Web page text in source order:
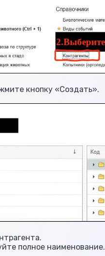
кнопку «Создать».
полное наименование.